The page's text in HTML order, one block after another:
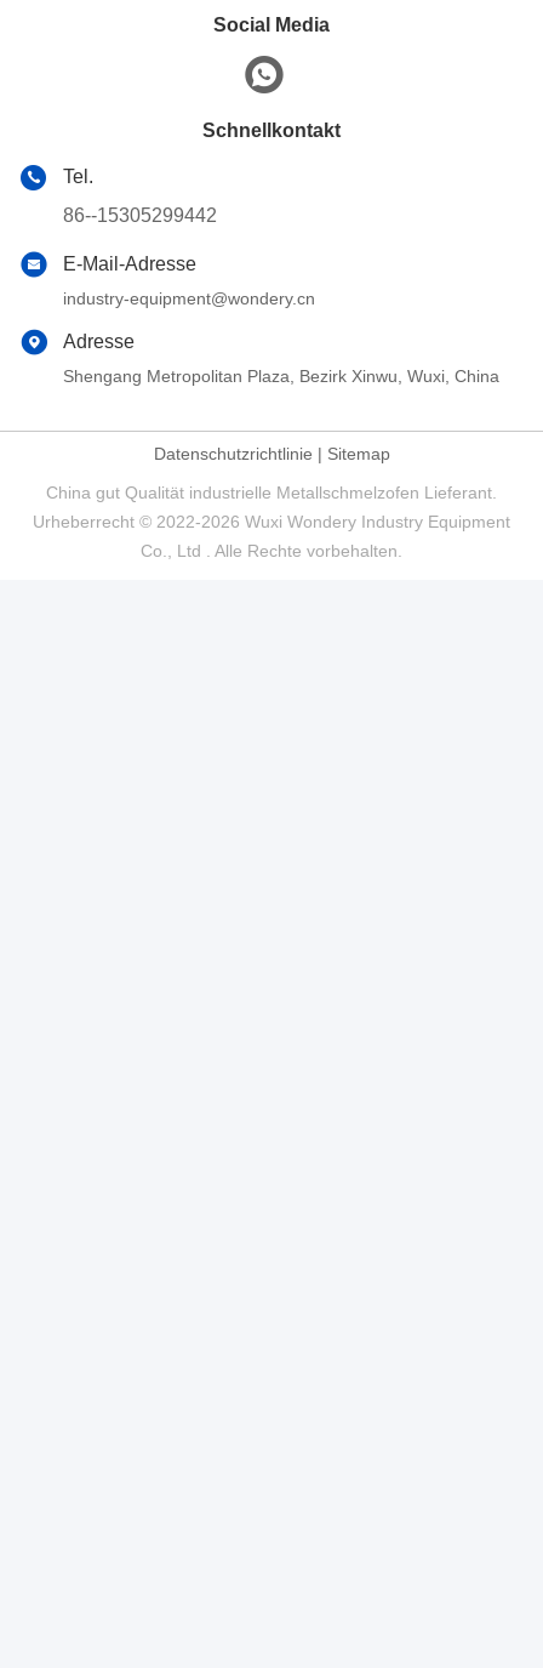
Social Media
Schnellkontakt
Tel.
86--15305299442
E-Mail-Adresse
industry-equipment@wondery.cn
Adresse
Shengang Metropolitan Plaza, Bezirk Xinwu, Wuxi, China
Datenschutzrichtlinie | Sitemap
China gut Qualität industrielle Metallschmelzofen Lieferant.
Urheberrecht © 2022-2026 Wuxi Wondery Industry Equipment
Co., Ltd . Alle Rechte vorbehalten.